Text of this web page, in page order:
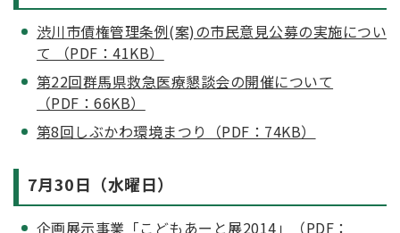
渋川市債権管理条例(案)の市民意見公募の実施につい
て （PDF：41KB）
第22回群馬県救急医療懇談会の開催について
（PDF：66KB）
第8回しぶかわ環境まつり（PDF：74KB）
7月30日（水曜日）
企画展示事業「こどもあーと展2014」（PDF：